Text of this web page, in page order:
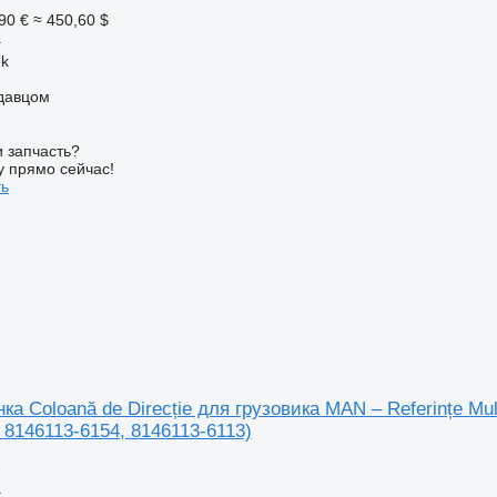
€ ≈ 450,60 $
прямо сейчас!
Coloană de Direcție для грузовика MAN – Referințe
6154, 8146113-6113)